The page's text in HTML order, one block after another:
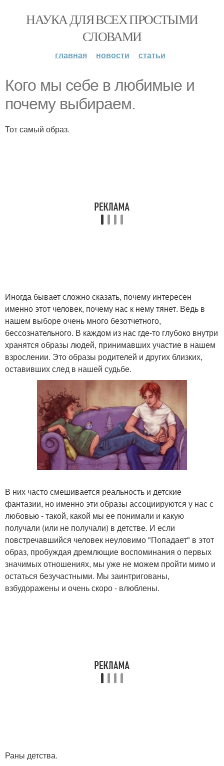
НАУКА ДЛЯ ВСЕХ ПРОСТЫМИ
СЛОВАМИ
главная новости статьи
Кого мы себе в любимые и
почему выбираем.
Тот самый образ.
Иногда бывает сложно сказать, почему интересен
именно этот человек, почему нас к нему тянет. Ведь в
нашем выборе очень много безотчетного,
бессознательного. В каждом из нас где-то глубоко внутри
хранятся образы людей, принимавших участие в нашем
взрослении. Это образы родителей и других близких,
оставивших след в нашей судьбе.
В них часто смешивается реальность и детские
фантазии, но именно эти образы ассоциируются у нас с
любовью - такой, какой мы ее понимали и какую
получали (или не получали) в детстве. И если
повстречавшийся человек неуловимо "Попадает" в этот
образ, пробуждая дремлющие воспоминания о первых
значимых отношениях, мы уже не можем пройти мимо и
остаться безучастными. Мы заинтригованы,
взбудоражены и очень скоро - влюблены.
Раны детства.